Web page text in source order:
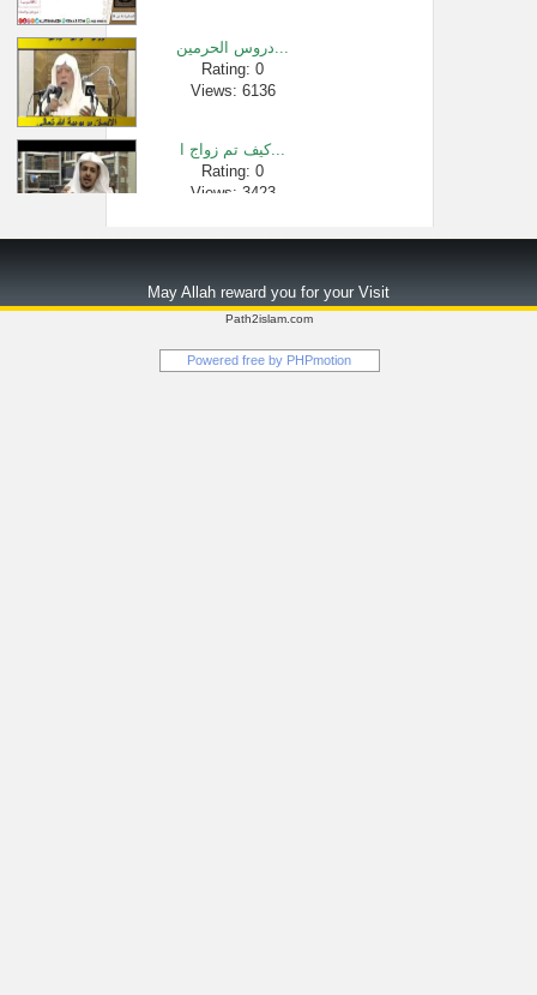
دروس الحرمين...
Rating: 0
Views: 6136
كيف تم زواج ا...
Rating: 0
Views: 3423
Views: 4279
الأدب عند زي�...
Rating: 0
May Allah reward you for your Visit
Path2islam.com
Powered free by PHPmotion